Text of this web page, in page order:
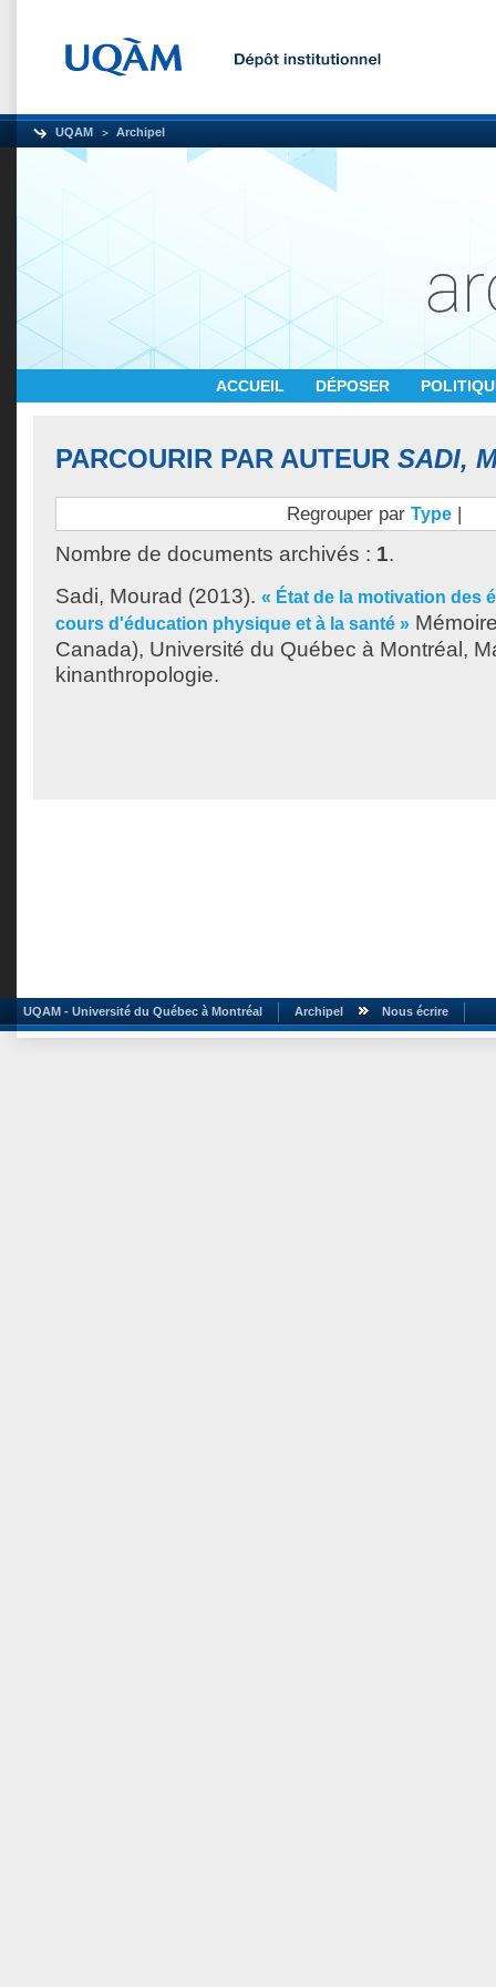
UQAM Archipel
ACCUEIL DÉPOSER
PARCOURIR PAR AUTEUR SADI,
Regrouper par Type |
Nombre de documents archivés : 1.
Sadi, Mourad (2013). « État de la motivation des
cours d'éducation physique et à la santé »
Canada), Université du Québec à Montréal,
kinanthropologie.
UQAM - Université du Québec à Montréal Archipel Nous écrire